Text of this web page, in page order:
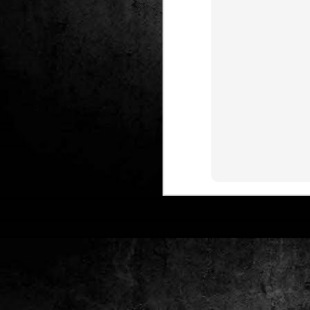
DEC
24
lectures al club de lectura de còmics
25